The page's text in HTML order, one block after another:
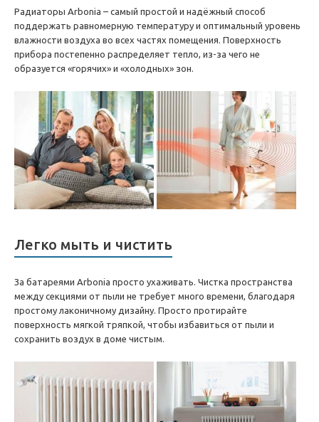
Радиаторы Arbonia – самый простой и надёжный способ
поддержать равномерную температуру и оптимальный уровень
влажности воздуха во всех частях помещения. Поверхность
прибора постепенно распределяет тепло, из-за чего не
образуется «горячих» и «холодных» зон.
Легко мыть и чистить
За батареями Arbonia просто ухаживать. Чистка пространства
между секциями от пыли не требует много времени, благодаря
простому лаконичному дизайну. Просто протирайте
поверхность мягкой тряпкой, чтобы избавиться от пыли и
сохранить воздух в доме чистым.